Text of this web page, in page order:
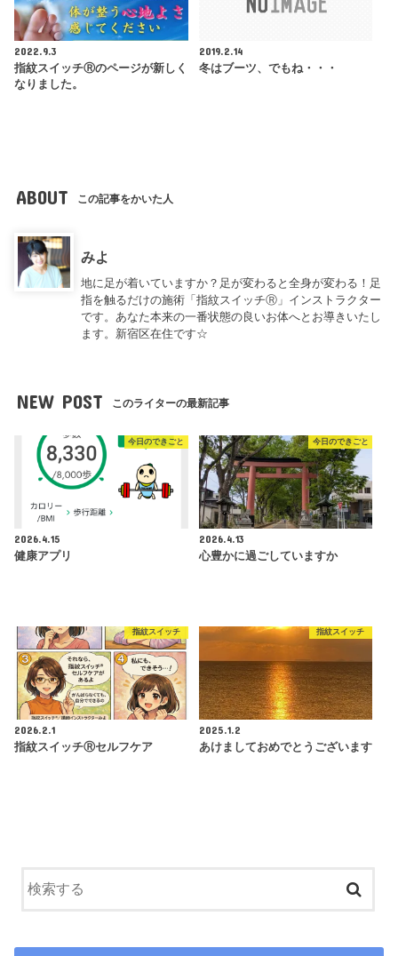
2022.9.3
指紋スイッチⓇのページが新しく
なりました。
2019.2.14
冬はブーツ、でもね・・・
ABOUT この記事をかいた人
みよ
地に足が着いていますか？足が変わると全身が変わる！足
指を触るだけの施術「指紋スイッチⓇ」インストラクター
です。あなた本来の一番状態の良いお体へとお導きいたし
ます。新宿区在住です☆
NEW POST このライターの最新記事
今日のできごと
2026.4.15
健康アプリ
今日のできごと
2026.4.13
心豊かに過ごしていますか
指紋スイッチ
2026.2.1
指紋スイッチⓇセルフケア
指紋スイッチ
2025.1.2
あけましておめでとうございます